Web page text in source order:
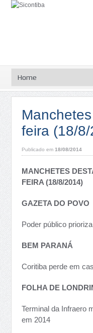
feira (18/
Publicado em18/08/2014
MANCHETES
FEIRA (18/8/2014)
GAZETA DO POVO
Poder público
BEM PARANÁ
Coritiba perde em
FOLHA DE
Terminal da Infraero
em 2014